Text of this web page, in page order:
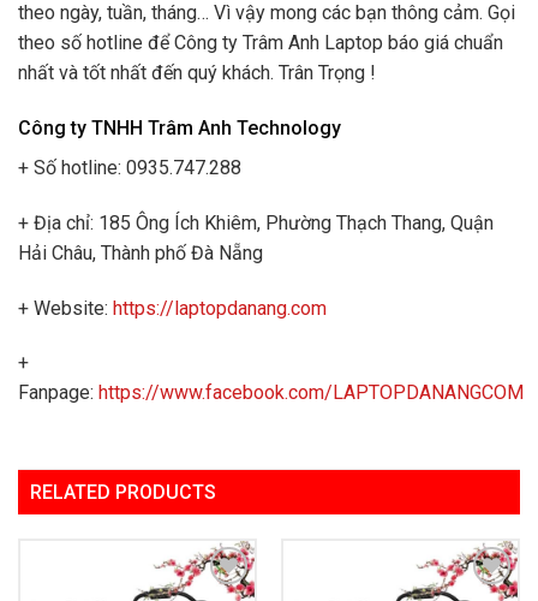
theo ngày, tuần, tháng… Vì vậy mong các bạn thông cảm. Gọi
theo số hotline để Công ty Trâm Anh Laptop báo giá chuẩn
nhất và tốt nhất đến quý khách. Trân Trọng !
Công ty TNHH Trâm Anh Technology
+ Số hotline: 0935.747.288
+ Địa chỉ: 185 Ông Ích Khiêm, Phường Thạch Thang, Quận
Hải Châu, Thành phố Đà Nẵng
+ Website: https://laptopdanang.com
+
Fanpage: https://www.facebook.com/LAPTOPDANANGCOM
RELATED PRODUCTS